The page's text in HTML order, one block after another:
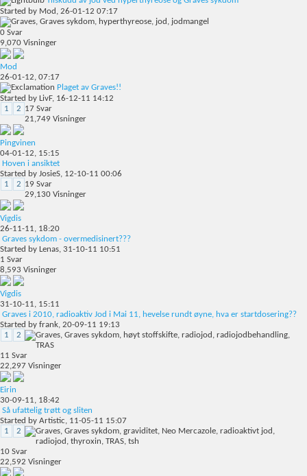
Started by Mod , 26-01-12 07:17
0 Svar
9,070 Visninger
Mod
26-01-12, 07:17
Plaget av Graves!!
Started by LivF, 16-12-11 14:12
1
2 17 Svar
21,749 Visninger
Pingvinen
04-01-12, 15:15
Hoven i ansiktet
Started by JosieS, 12-10-11 00:06
1
2 19 Svar
29,130 Visninger
Vigdis
26-11-11, 18:20
Graves sykdom - overmedisinert???
Started by Lenas, 31-10-11 10:51
1 Svar
8,593 Visninger
Vigdis
31-10-11, 15:11
Graves i 2010, radioaktiv Jod i Mai 11, hevelse rundt øyne, hva er startdosering??
Started by frank, 20-09-11 19:13
1
2
11 Svar
22,297 Visninger
Eirin
30-09-11, 18:42
Så ufattelig trøtt og sliten
Started by Artistic, 11-05-11 15:07
1
2
10 Svar
22,592 Visninger